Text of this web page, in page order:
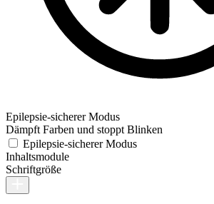
Epilepsie-sicherer Modus
Dämpft Farben und stoppt Blinken
Epilepsie-sicherer Modus
Inhaltsmodule
Schriftgröße